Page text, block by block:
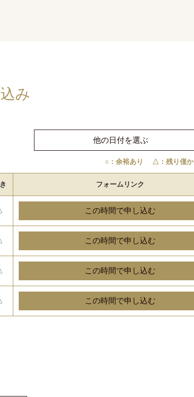
み
他の日付を選ぶ
○：余裕あり △：残り僅か
フォームリンク